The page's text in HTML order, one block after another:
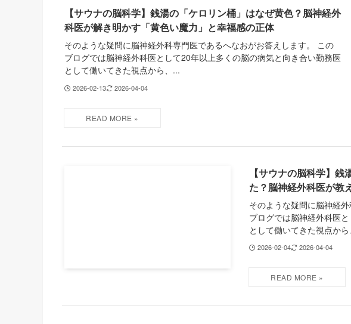
【サウナの脳科学】銭湯の「ケロリン桶」はなぜ黄色？脳神経外
科医が解き明かす「黄色い魔力」と幸福感の正体
そのような疑問に脳神経外科専門医であるへなおがお答えします。 この
ブログでは脳神経外科医として20年以上多くの脳の病気と向き合い勤務医
として働いてきた視点から、...
2026-02-13 2026-04-04
【サウナの脳科学】
た？脳神経外科医が教
そのような疑問に脳神経
ブログでは脳神経外科医
として働いてきた視点か
2026-02-04 2026-04-04